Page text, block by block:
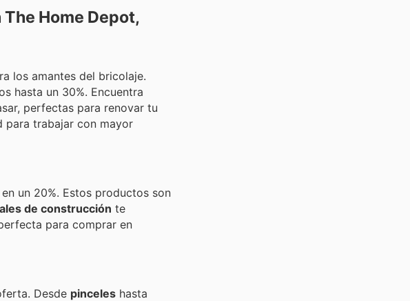
Home Depot,
los amantes del bricolaje.
hasta un 30%. Encuentra
perfectas para renovar tu
para trabajar con mayor
un 20%. Estos productos son
de construcción te
para comprar en
Desde pinceles hasta